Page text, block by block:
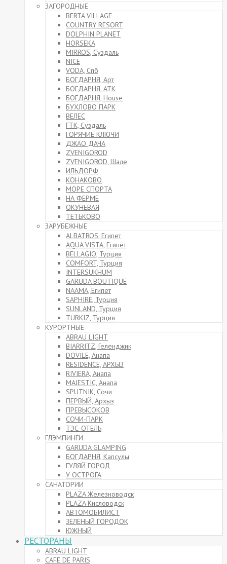
ЗАГОРОДНЫЕ
BERTA VILLAGE
COUNTRY RESORT
DOLPHIN PLANET
HORSEKA
MIRROS, Суздаль
NICE
VODA, Спб
БОГДАРНЯ, Арт
БОГДАРНЯ, АТК
БОГДАРНЯ, House
БУХЛОВО ПАРК
ВЕЛЕС
ГТК, Суздаль
ГОРЯЧИЕ КЛЮЧИ
ДЖАО ДАЧА
ZVENIGOROD
ZVENIGOROD, Шале
ИЛЬДОРФ
КОНАКОВО
МОРЕ СПОРТА
НА ФЕРМЕ
ОКУНЕВАЯ
ТЕТЬКОВО
ЗАРУБЕЖНЫЕ
ALBATROS, Египет
AQUA VISTA, Египет
BELLAGIO, Турция
COMFORT, Турция
INTERSUKHUM
GARUDA BOUTIQUE
NAAMA, Египет
SAPHIRE, Турция
SUNLAND, Турция
TURKIZ, Турция
КУРОРТНЫЕ
ABRAU LIGHT
BIARRITZ, Геленджик
DOVILE, Анапа
RESIDENCE, АРХЫЗ
RIVIERA, Анапа
MAJESTIC, Анапа
SPUTNIK, Сочи
ПЕРВЫЙ, Архыз
ПРЕВЫСОКОВ
СОЧИ-ПАРК
ТЭС-ОТЕЛЬ
ГЛЭМПИНГИ
GARUDA GLAMPING
БОГДАРНЯ, Капсулы
ГУЛЯЙ ГОРОД
У ОСТРОГА
САНАТОРИИ
PLAZA Железноводск
PLAZA Кисловодск
АВТОМОБИЛИСТ
ЗЕЛЕНЫЙ ГОРОДОК
ЮЖНЫЙ
РЕСТОРАНЫ
ABRAU LIGHT
CAFE DE PARIS